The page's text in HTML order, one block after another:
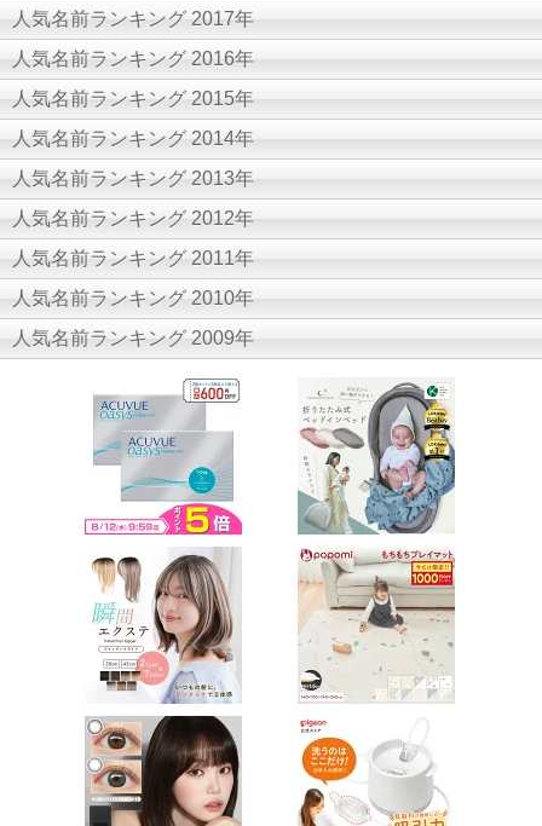
人気名前ランキング 2017年
人気名前ランキング 2016年
人気名前ランキング 2015年
人気名前ランキング 2014年
人気名前ランキング 2013年
人気名前ランキング 2012年
人気名前ランキング 2011年
人気名前ランキング 2010年
人気名前ランキング 2009年